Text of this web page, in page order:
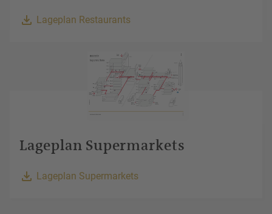
Lageplan Restaurants
Lageplan Supermarkets
Lageplan Supermarkets